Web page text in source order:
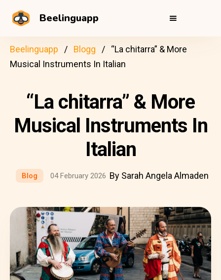
Beelinguapp
Beelinguapp Blogg
“La chitarra” & More
Musical Instruments In Italian
“La chitarra” & More
Musical Instruments In
Italian
Blog 04 February 2026 By Sarah Angela Almaden